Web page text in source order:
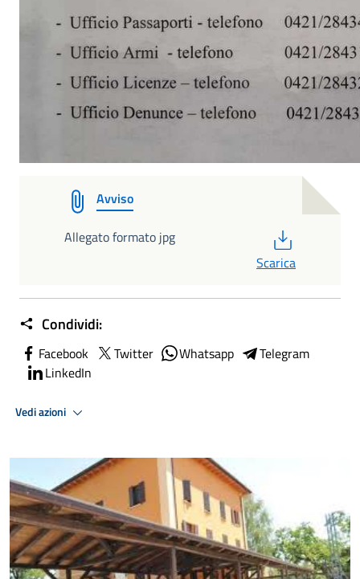
Avviso
Allegato formato jpg
Scarica
Condividi:
Facebook Twitter Whatsapp
Telegram
LinkedIn
Vedi azioni